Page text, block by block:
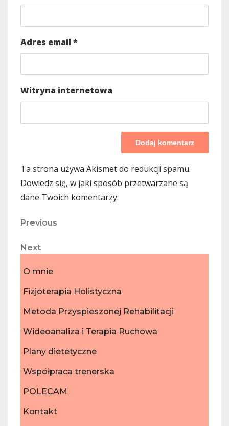
Adres email *
Witryna internetowa
Ta strona używa Akismet do redukcji spamu.
Dowiedz się, w jaki sposób przetwarzane są
dane Twoich komentarzy.
Nawigacja
wpisu
Previous
Previous
Next
Next
O mnie
Fizjoterapia Holistyczna
Metoda Przyspieszonej Rehabilitacji
Wideoanaliza i Terapia Ruchowa
Plany dietetyczne
Współpraca trenerska
POLECAM
Kontakt